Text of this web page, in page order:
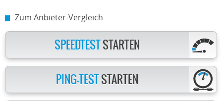
Zum Anbieter-Vergleich
SPEEDTESTSTARTEN
PING-TESTSTARTEN